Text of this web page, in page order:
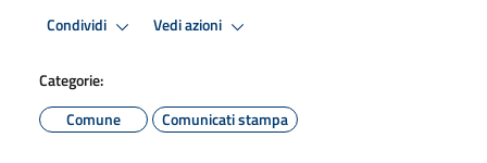
Condividi Vedi azioni
Categorie:
Comune
Comunicati stampa